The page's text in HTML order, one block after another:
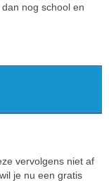
nog school en
vervolgens niet af
je nu een gratis